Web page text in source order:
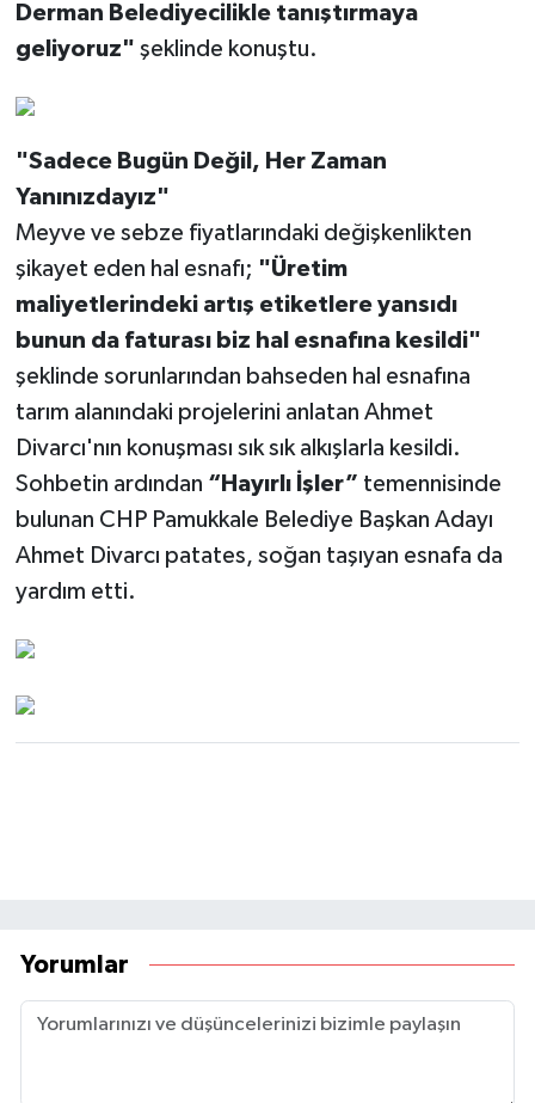
Derman Belediyecilikle tanıştırmaya
geliyoruz" şeklinde konuştu.
"Sadece Bugün Değil, Her Zaman
Yanınızdayız"
Meyve ve sebze fiyatlarındaki değişkenlikten
şikayet eden hal esnafı; "Üretim
maliyetlerindeki artış etiketlere yansıdı
bunun da faturası biz hal esnafına kesildi"
şeklinde sorunlarından bahseden hal esnafına
tarım alanındaki projelerini anlatan Ahmet
Divarcı'nın konuşması sık sık alkışlarla kesildi.
Sohbetin ardından “Hayırlı İşler” temennisinde
bulunan CHP Pamukkale Belediye Başkan Adayı
Ahmet Divarcı patates, soğan taşıyan esnafa da
yardım etti.
Yorumlar